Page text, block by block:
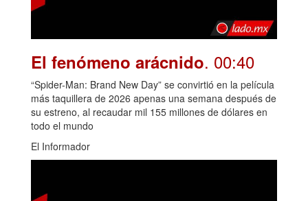
El fenómeno arácnido. 00:40
“Spider-Man: Brand New Day” se convirtió en la película
más taquillera de 2026 apenas una semana después de
su estreno, al recaudar mil 155 millones de dólares en
todo el mundo
El Informador